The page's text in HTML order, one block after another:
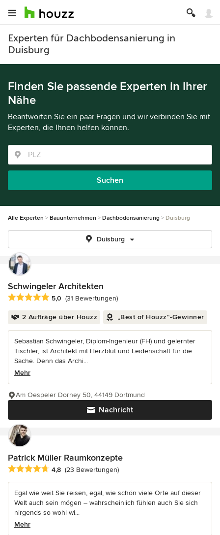
Experten für Dachbodensanierung in
Duisburg
Finden Sie passende Experten in Ihrer
Nähe
Beantworten Sie ein paar Fragen und wir verbinden Sie mit
Experten, die Ihnen helfen können.
Suchen
Alle Experten Bauunternehmen Dachbodensanierung Duisburg
Duisburg
Schwingeler Architekten
Durchschnittliche Bewertung: 5 von 5 Sternen
5,0 (31 Bewertungen)
2 Aufträge über Houzz „Best of Houzz“-Gewinner
Sebastian Schwingeler, Diplom-Ingenieur (FH) und gelernter
Tischler, ist Architekt mit Herzblut und Leidenschaft für die
Sache. Denn das Archi...
Mehr
Nachricht
Am Oespeler Dorney 50, 44149 Dortmund
Patrick Müller Raumkonzepte
Durchschnittliche Bewertung: 4.8 von 5 Sternen
4,8 (23 Bewertungen)
Egal wie weit Sie reisen, egal, wie schön viele Orte auf dieser
Welt auch sein mögen – wahrscheinlich fühlen auch Sie sich
nirgends so wohl wi...
Mehr